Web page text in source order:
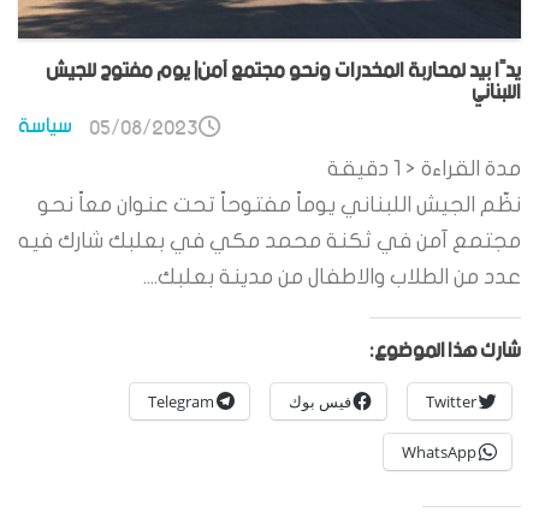
يدًا بيد لمحاربة المخدرات ونحو مجتمع آمن| يوم مفتوح للجيش
اللبناني
سياسة 05/08/2023
مدة القراءة < 1
دقيقة
نظّم الجيش اللبناني يوماً مفتوحاً تحت عنوان معاً نحو
مجتمع آمن في ثكنة محمد مكي في بعلبك شارك فيه
عدد من الطلاب والاطفال من مدينة بعلبك....
شارك هذا الموضوع:
Twitter فيس بوك Telegram
WhatsApp